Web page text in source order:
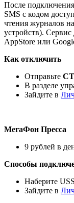
После
SMS с кодом
чтения журналов
устройств).
AppStore или
Как отключить
Отправьте
В разделе
Зайдите в
МегаФон Пресса
9 рублей в
Способы
Наберите
Зайдите в